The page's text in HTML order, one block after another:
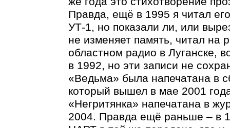
Правда, ещё в 1995 я читал
УТ-1, но показали ли, или
не изменяет память, читал на
областном радио в Луганске,
в 1992, но эти записи не
«Ведьма» была напечатана в
который вышел в мае 2001
«Негритянка» напечатана в
2004. Правда ещё раньше – в